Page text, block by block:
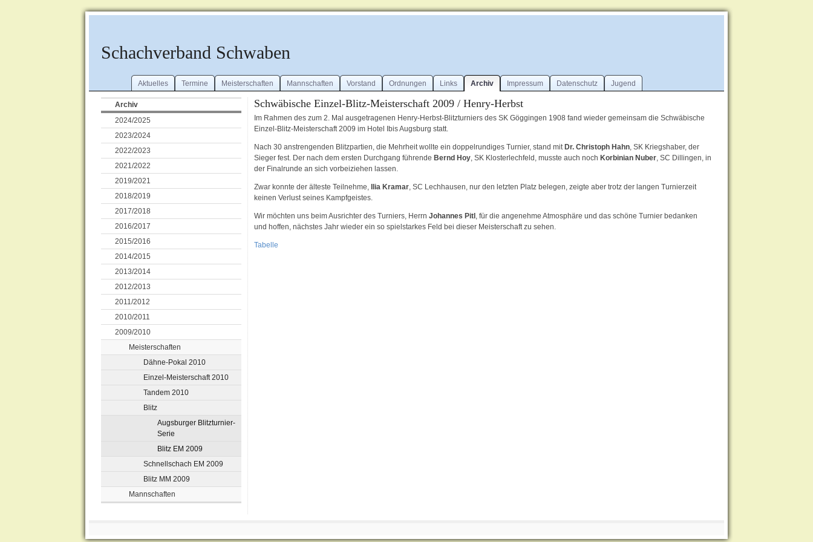
Schachverband Schwaben
Aktuelles Termine Meisterschaften Mannschaften Vorstand Ordnungen Links Archiv Impressum Datenschutz Jugend
Archiv
2024/2025
2023/2024
2022/2023
2021/2022
2019/2021
2018/2019
2017/2018
2016/2017
2015/2016
2014/2015
2013/2014
2012/2013
2011/2012
2010/2011
2009/2010
Meisterschaften
Dähne-Pokal 2010
Einzel-Meisterschaft 2010
Tandem 2010
Blitz
Augsburger Blitzturnier-
Serie
Blitz EM 2009
Schnellschach EM 2009
Blitz MM 2009
Mannschaften
Schwäbische Einzel-Blitz-Meisterschaft 2009 / Henry-Herbst
Im Rahmen des zum 2. Mal ausgetragenen Henry-Herbst-Blitzturniers des SK Göggingen 1908 fand wieder gemeinsam die Schwäbische
Einzel-Blitz-Meisterschaft 2009 im Hotel Ibis Augsburg statt.
Nach 30 anstrengenden Blitzpartien, die Mehrheit wollte ein doppelrundiges Turnier, stand mit Dr. Christoph Hahn, SK Kriegshaber, der
Sieger fest. Der nach dem ersten Durchgang führende Bernd Hoy, SK Klosterlechfeld, musste auch noch Korbinian Nuber, SC Dillingen, in
der Finalrunde an sich vorbeiziehen lassen.
Zwar konnte der älteste Teilnehme, Ilia Kramar, SC Lechhausen, nur den letzten Platz belegen, zeigte aber trotz der langen Turnierzeit
keinen Verlust seines Kampfgeistes.
Wir möchten uns beim Ausrichter des Turniers, HerrnJohannes Pitl , für die angenehme Atmosphäre und das schöne Turnier bedanken
und hoffen, nächstes Jahr wieder ein so spielstarkes Feld bei dieser Meisterschaft zu sehen.
Tabelle